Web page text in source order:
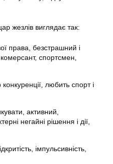
жезлів виглядає так:
права, безстрашний і
спортсмен,
любить спорт і
активний,
негайні рішення і дії,
імпульсивність,